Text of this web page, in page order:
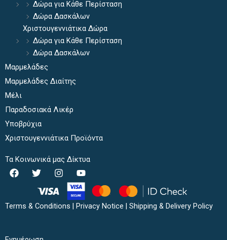
Δώρα για Κάθε Περίσταση
Δώρα Δασκάλων
Χριστουγεννιάτικα Δώρα
Δώρα για Κάθε Περίσταση
Δώρα Δασκάλων
Μαρμελάδες
Μαρμελάδες Διαίτης
Μέλι
Παραδοσιακά Λικέρ
Υποβρύχια
Χριστουγεννιάτικα Προϊόντα
Τα Κοινωνικά μας Δίκτυα
F
a
b
T
w
i
t
I
n
s
t
a
Y
o
u
t
u
Terms & Conditions | Privacy Notice | Shipping & Delivery Policy